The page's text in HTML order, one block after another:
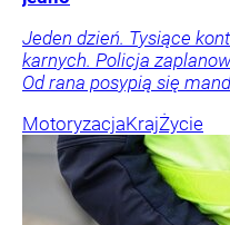
Jeden dzień. Tysiące
karnych. Policja
Od rana posypią się
MotoryzacjaKrajŻycie